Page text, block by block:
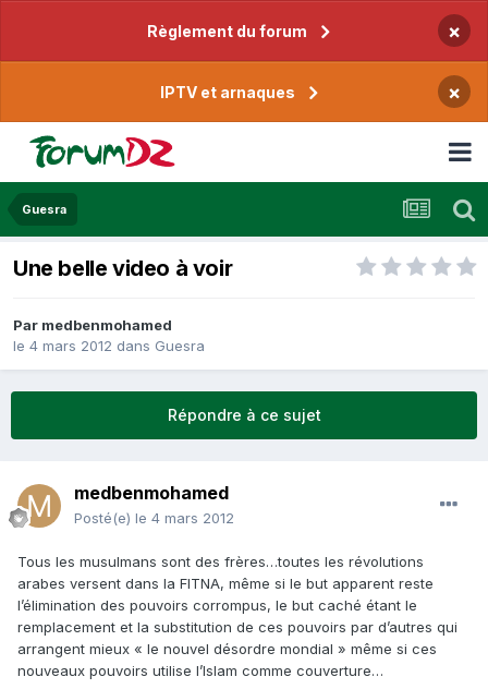
Règlement du forum ×
IPTV et arnaques ×
Guesra
Une belle video à voir
Par medbenmohamed
le 4 mars 2012 dans Guesra
Répondre à ce sujet
medbenmohamed
Posté(e) le 4 mars 2012
Tous les musulmans sont des frères…toutes les révolutions
arabes versent dans la FITNA, même si le but apparent reste
l’élimination des pouvoirs corrompus, le but caché étant le
remplacement et la substitution de ces pouvoirs par d’autres qui
arrangent mieux « le nouvel désordre mondial » même si ces
nouveaux pouvoirs utilise l’Islam comme couverture…